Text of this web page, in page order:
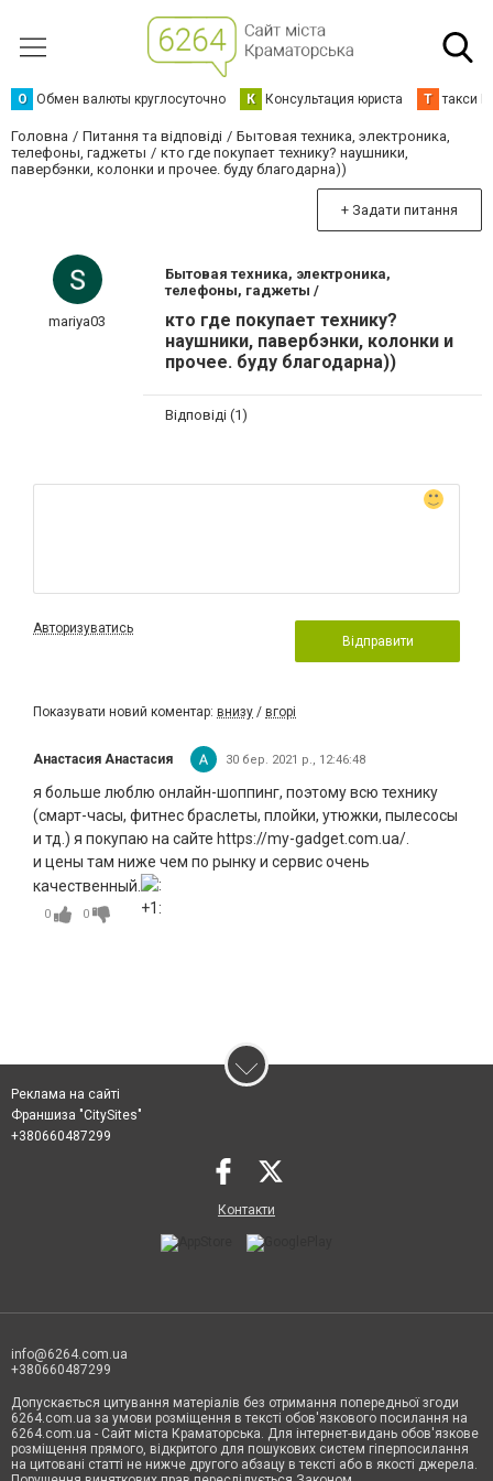
О Обмен валюты круглосуточно К Консультация юриста Т такси
Головна Питання та відповіді
Бытовая техника, электроника,
телефоны, гаджеты
кто где покупает технику? наушники,
павербэнки, колонки и прочее. буду благодарна))
+ Задати питання
mariya03
Бытовая техника, электроника,
телефоны, гаджеты /
кто где покупает технику?
наушники, павербэнки, колонки и
прочее. буду благодарна))
Відповіді (1)
Авторизуватись
Відправити
Показувати новий коментар: внизу / вгорі
Анастасия Анастасия 30 бер. 2021 р., 12:46:48
я больше люблю онлайн-шоппинг, поэтому всю технику
(смарт-часы, фитнес браслеты, плойки, утюжки, пылесосы
и тд.) я покупаю на сайте https://my-gadget.com.ua/.
и цены там ниже чем по рынку и сервис очень
качественный.
0 0
Реклама на сайті
Франшиза "CitySites"
+380660487299
Контакти
info@6264.com.ua
+380660487299
Допускається цитування матеріалів без отримання попередньої згоди
6264.com.ua за умови розміщення в тексті обов'язкового посилання на
6264.com.ua - Сайт міста Краматорська. Для інтернет-видань обов'язкове
розміщення прямого, відкритого для пошукових систем гіперпосилання
на цитовані статті не нижче другого абзацу в тексті або в якості джерела.